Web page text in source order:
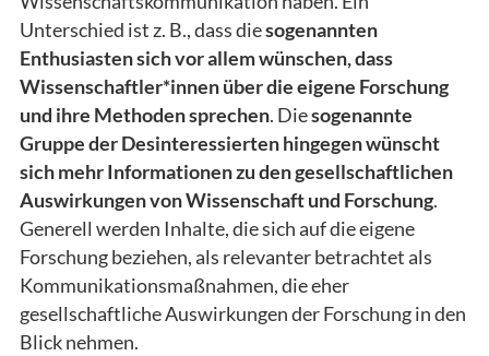
Unterschied ist z. B., dass diesogenannten
Enthusiasten sich vor allem wünschen, dass
Wissenschaftler*innen über die eigene Forschung
und ihre Methoden sprechen. Diesogenannte
Gruppe der Desinteressierten hingegen wünscht
sich mehr Informationen zu den gesellschaftlichen
Auswirkungen von Wissenschaft und Forschung.
Generell werden Inhalte, die sich auf die eigene
Forschung beziehen, als relevanter betrachtet als
Kommunikationsmaßnahmen, die eher
gesellschaftliche Auswirkungen der Forschung in den
Blick nehmen.